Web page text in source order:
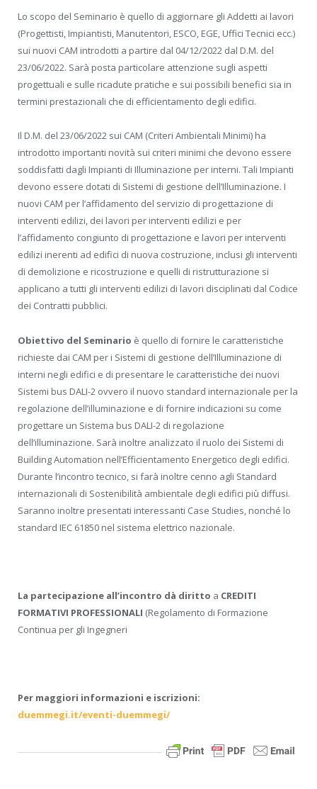
Lo scopo del Seminario è quello di aggiornare gli Addetti ai lavori
(Progettisti, Impiantisti, Manutentori, ESCO, EGE, Uffici Tecnici ecc.)
sui nuovi CAM introdotti a partire dal 04/12/2022 dal D.M. del
23/06/2022. Sarà posta particolare attenzione sugli aspetti
progettuali e sulle ricadute pratiche e sui possibili benefici sia in
termini prestazionali che di efficientamento degli edifici.
Il D.M. del 23/06/2022 sui CAM (Criteri Ambientali Minimi) ha
introdotto importanti novità sui criteri minimi che devono essere
soddisfatti dagli Impianti di Illuminazione per interni. Tali Impianti
devono essere dotati di Sistemi di gestione dell’Illuminazione. I
nuovi CAM per l’affidamento del servizio di progettazione di
interventi edilizi, dei lavori per interventi edilizi e per
l’affidamento congiunto di progettazione e lavori per interventi
edilizi inerenti ad edifici di nuova costruzione, inclusi gli interventi
di demolizione e ricostruzione e quelli di ristrutturazione si
applicano a tutti gli interventi edilizi di lavori disciplinati dal Codice
dei Contratti pubblici.
Obiettivo del Seminario è quello di fornire le caratteristiche
richieste dai CAM per i Sistemi di gestione dell’Illuminazione di
interni negli edifici e di presentare le caratteristiche dei nuovi
Sistemi bus DALI-2 ovvero il nuovo standard internazionale per la
regolazione dell’illuminazione e di fornire indicazioni su come
progettare un Sistema bus DALI-2 di regolazione
dell’illuminazione. Sarà inoltre analizzato il ruolo dei Sistemi di
Building Automation nell’Efficientamento Energetico degli edifici.
Durante l’incontro tecnico, si farà inoltre cenno agli Standard
internazionali di Sostenibilità ambientale degli edifici più diffusi.
Saranno inoltre presentati interessanti Case Studies, nonché lo
standard IEC 61850 nel sistema elettrico nazionale.
La partecipazione all’incontro dà diritto a CREDITI
FORMATIVI PROFESSIONALI (Regolamento di Formazione
Continua per gli Ingegneri
Per maggiori informazioni e iscrizioni:
duemmegi.it/eventi-duemmegi/